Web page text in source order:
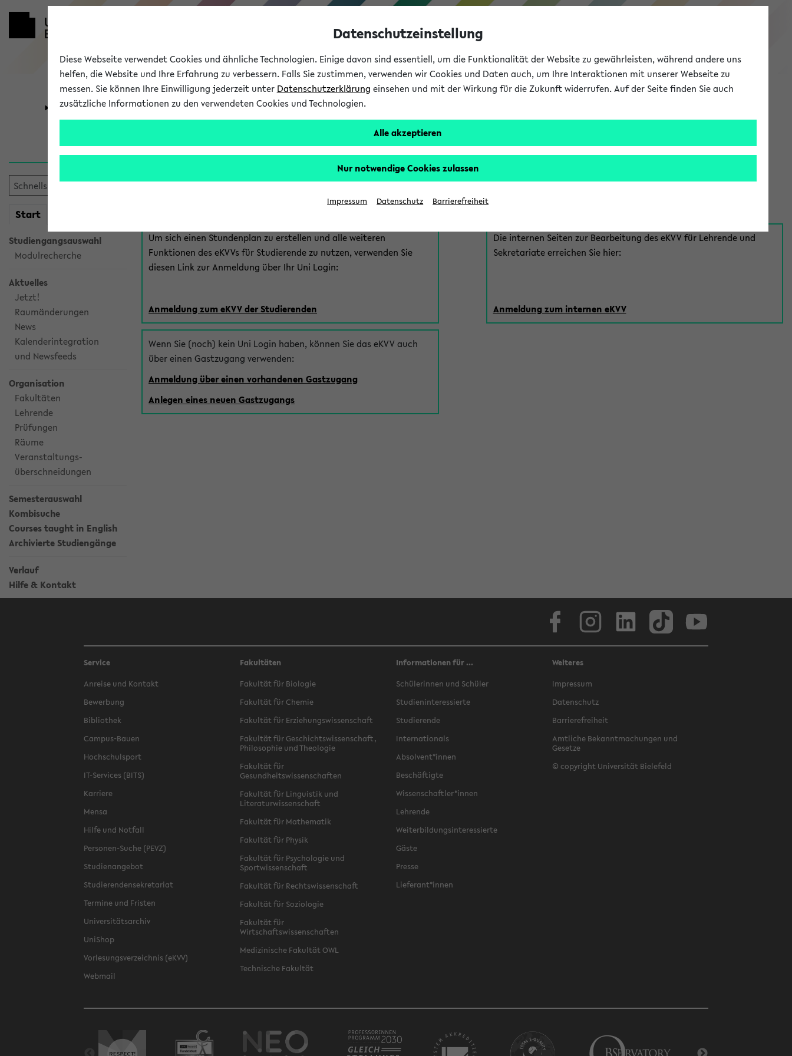
eKVV
Universität Forschung Studium
Start
Studiengangsauswahl
Modulrecherche
Aktuelles
Jetzt!
Raumänderungen
News
Kalenderintegration
und Newsfeeds
Organisation
Fakultäten
Lehrende
Prüfungen
Räume
Veranstaltungs-
überschneidungen
Semesterauswahl
Kombisuche
Courses taught in English
Archivierte Studiengänge
Verlauf
Hilfe & Kontakt
Anmeldung am eKVV
Es gibt mehrere Möglichkeiten zur Anmeldung am eKVV. Bitte wählen Sie die für Sie richtige aus:
Um sich einen Stundenplan zu erstellen und alle weiteren
Funktionen des eKVVs für Studierende zu nutzen, verwenden Sie
diesen Link zur Anmeldung über Ihr Uni Login:
Anmeldung zum eKVV der Studierenden
Wenn Sie (noch) kein Uni Login haben, können Sie das eKVV auch
über einen Gastzugang verwenden:
Anmeldung über einen vorhandenen Gastzugang
Anlegen eines neuen Gastzugangs
eKVV für Mitarbeiter*innen
Die internen Seiten zur Bearbeitung des eKVV für Lehrende und
Sekretariate erreichen Sie hier:
Anmeldung zum internen eKVV
Service
Anreise und Kontakt
Bewerbung
Bibliothek
Campus-Bauen
Hochschulsport
IT-Services (BITS)
Karriere
Mensa
Hilfe und Notfall
Personen-Suche (PEVZ)
Studienangebot
Studierendensekretariat
Termine und Fristen
Universitätsarchiv
UniShop
Vorlesungsverzeichnis (eKVV)
Webmail
Fakultäten
Fakultät für Biologie
Fakultät für Chemie
Fakultät für Erziehungswissenschaft
Fakultät für Geschichtswissenschaft,
Philosophie und Theologie
Fakultät für
Gesundheitswissenschaften
Fakultät für Linguistik und
Literaturwissenschaft
Fakultät für Mathematik
Fakultät für Physik
Fakultät für Psychologie und
Sportwissenschaft
Fakultät für Rechtswissenschaft
Fakultät für Soziologie
Fakultät für
Wirtschaftswissenschaften
Medizinische Fakultät OWL
Technische Fakultät
Informationen für ...
Schülerinnen und Schüler
Studieninteressierte
Studierende
Internationals
Absolvent*innen
Beschäftigte
Wissenschaftler*innen
Lehrende
Weiterbildungsinteressierte
Gäste
Presse
Lieferant*innen
Weiteres
Impressum
Datenschutz
Barrierefreiheit
Amtliche Bekanntmachungen und
Gesetze
© copyright Universität Bielefeld
Datenschutzeinstellung
Diese Webseite verwendet Cookies und ähnliche Technologien. Einige davon sind essentiell, um die Funktionalität der Website zu gewährleisten, während andere uns
helfen, die Website und Ihre Erfahrung zu verbessern. Falls Sie zustimmen, verwenden wir Cookies und Daten auch, um Ihre Interaktionen mit unserer Webseite zu
messen. Sie können Ihre Einwilligung jederzeit unter Datenschutzerklärung einsehen und mit der Wirkung für die Zukunft widerrufen. Auf der Seite finden Sie auch
zusätzliche Informationen zu den verwendeten Cookies und Technologien.
Alle akzeptieren
Nur notwendige Cookies zulassen
Impressum Datenschutz Barrierefreiheit